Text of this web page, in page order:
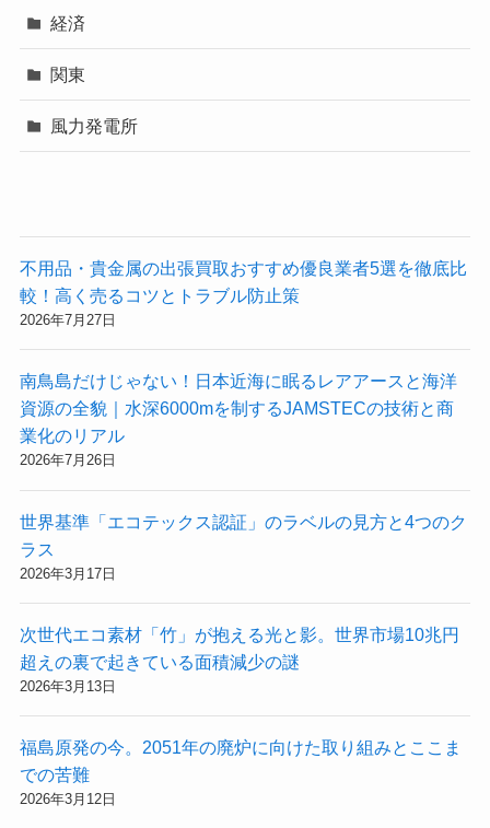
経済
関東
風力発電所
不用品・貴金属の出張買取おすすめ優良業者5選を徹底比
較！高く売るコツとトラブル防止策
2026年7月27日
南鳥島だけじゃない！日本近海に眠るレアアースと海洋
資源の全貌｜水深6000mを制するJAMSTECの技術と商
業化のリアル
2026年7月26日
世界基準「エコテックス認証」のラベルの見方と4つのク
ラス
2026年3月17日
次世代エコ素材「竹」が抱える光と影。世界市場10兆円
超えの裏で起きている面積減少の謎
2026年3月13日
福島原発の今。2051年の廃炉に向けた取り組みとここま
での苦難
2026年3月12日